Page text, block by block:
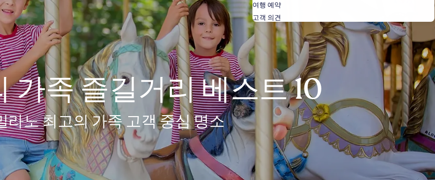
여행 예약
고객 의견
가족 즐길거리 베스트 10
라노 최고의 가족 고객 중심 명소